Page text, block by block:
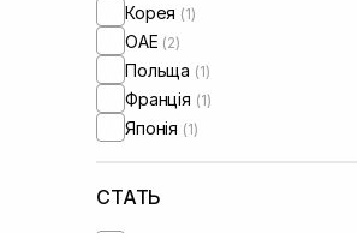
Корея (1)
ОАЕ (2)
Польща (1)
Франція (1)
Японія (1)
СТАТЬ